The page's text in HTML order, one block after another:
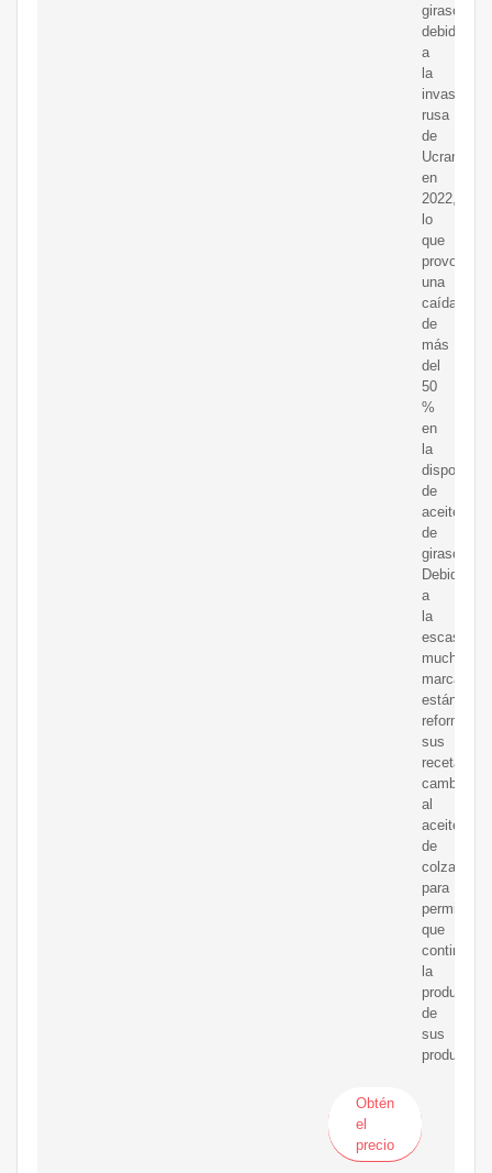
girasol
debido
a
la
invasión
rusa
de
Ucrania
en
2022,
lo
que
provocó
una
caída
de
más
del
50
%
en
la
de
aceite
de
girasol.
Debido
a
la
escasez,
muchas
marcas
están
reformando
sus
recetas
cambiando
al
aceite
de
colza
para
permitir
que
continúe
la
producción
de
sus
productos.
Obtén
el
precio